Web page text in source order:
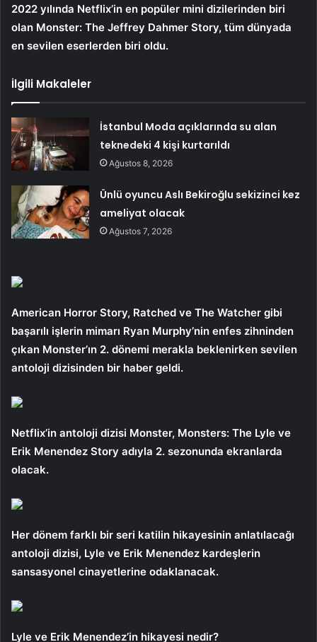
2022 yılında Netflix’in en popüler mini dizilerinden biri
olan Monster: The Jeffrey Dahmer Story, tüm dünyada
en sevilen eserlerden biri oldu.
İlgili Makaleler
İstanbul Moda açıklarında su alan
teknedeki 4 kişi kurtarıldı
Ağustos 8, 2026
Ünlü oyuncu Aslı Bekiroğlu sekizinci kez
ameliyat olacak
Ağustos 7, 2026
American Horror Story, Ratched ve The Watcher gibi
başarılı işlerin mimarı Ryan Murphy’nin enfes zihninden
çıkan Monster’ın 2. dönemi merakla beklenirken sevilen
antoloji dizisinden bir haber geldi.
Netflix’in antoloji dizisi Monster, Monsters: The Lyle ve
Erik Menendez Story adıyla 2. sezonunda ekranlarda
olacak.
Her dönem farklı bir seri katilin hikayesinin anlatılacağı
antoloji dizisi, Lyle ve Erik Menendez kardeşlerin
sansasyonel cinayetlerine odaklanacak.
Lyle ve Erik Menendez’in hikayesi nedir?